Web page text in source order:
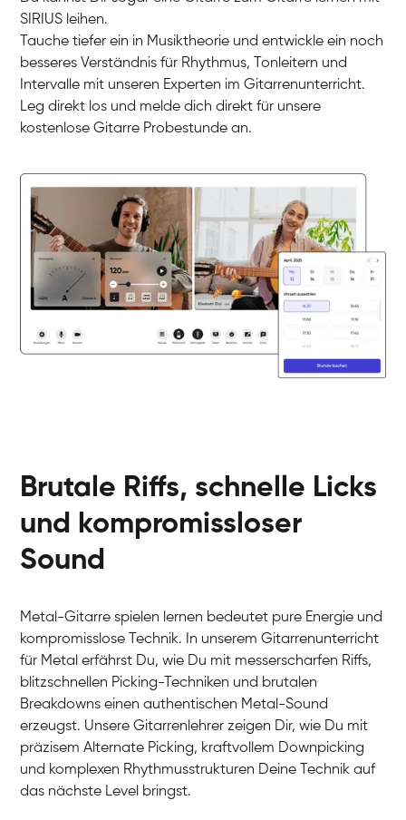
Gitarre
Gitarre
E-Gitarre
E-Gitarre
Gitarre
Arians
Bernt
David
Abigél
Friedemann
Ritchie
SIRIUS leihen.
Tauche tiefer ein in Musiktheorie und entwickle ein noch
besseres Verständnis für Rhythmus, Tonleitern und
Intervalle mit unseren Experten im Gitarrenunterricht.
Leg direkt los und melde dich direkt für unsere
kostenlose Gitarre Probestunde an.
Brutale Riffs, schnelle Licks
und kompromissloser
Sound
Metal-Gitarre spielen lernen bedeutet pure Energie und
kompromisslose Technik. In unserem Gitarrenunterricht
für Metal erfährst Du, wie Du mit messerscharfen Riffs,
blitzschnellen Picking-Techniken und brutalen
Breakdowns einen authentischen Metal-Sound
erzeugst. Unsere Gitarrenlehrer zeigen Dir, wie Du mit
präzisem Alternate Picking, kraftvollem Downpicking
und komplexen Rhythmusstrukturen Deine Technik auf
das nächste Level bringst.